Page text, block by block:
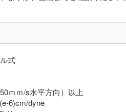
式
ｍｍ/s水平方向）以上
6)cm/dyne